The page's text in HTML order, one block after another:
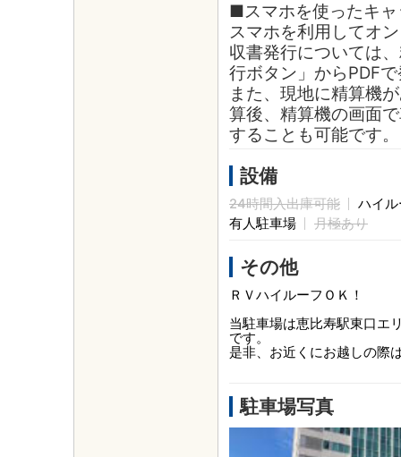
■スマホを使ったキ
スマホを利用してオ
収書発行については
行ボタン」からPDF
また、現地に精算機
算後、精算機の画面
することも可能です。
設備
24時間入出庫可能
ハイ
有人駐車場
月極あり
その他
ＲＶハイルーフＯＫ！
当駐車場は恵比寿駅東口エ
です。
是非、お近くにお越しの際
駐車場写真